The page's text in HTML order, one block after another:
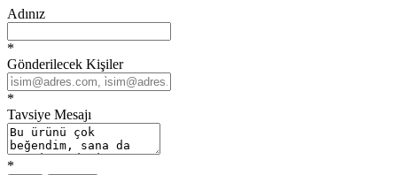
Adınız
*
Gönderilecek Kişiler
*
Tavsiye Mesajı
*